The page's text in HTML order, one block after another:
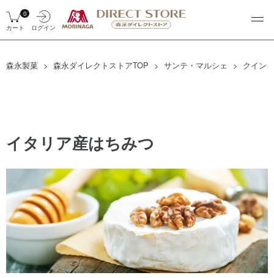
ログイン
0
カート
森永製菓 森永ダイレクトストアTOP サンテ・マルシェ クイン
イタリア産はちみつ